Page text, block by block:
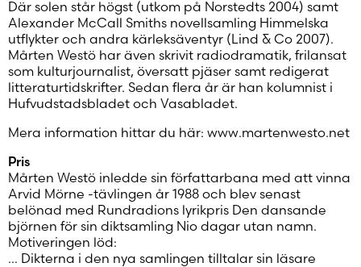
Där solen står högst (utkom på Norstedts 2004) samt
Alexander McCall Smiths novellsamling Himmelska
utflykter och andra kärleksäventyr (Lind & Co 2007).
Mårten Westö har även skrivit radiodramatik, frilansat
som kulturjournalist, översatt pjäser samt redigerat
litteraturtidskrifter. Sedan flera år är han kolumnist i
Hufvudstadsbladet och Vasabladet.
Mera information hittar du här: www.martenwesto.net
Pris
Mårten Westö inledde sin författarbana med att vinna
Arvid Mörne -tävlingen år 1988 och blev senast
belönad med Rundradions lyrikpris Den dansande
björnen för sin diktsamling Nio dagar utan namn.
Motiveringen löd:
… Dikterna i den nya samlingen tilltalar sin läsare